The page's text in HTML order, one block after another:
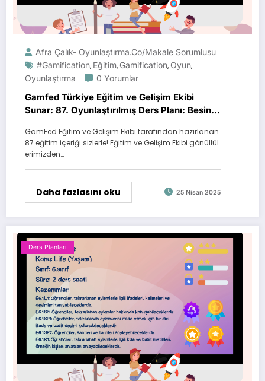
Afra Çalık- Oyunlaştırma.Co/Makale Sorumlusu
#gamification, Eğitim, Gamification, Oyun,
Oyunlaştırma
0 Yorumlar
Gamfed Türkiye Eğitim ve Gelişim Ekibi
Sunar: 87. Oyunlaştırılmış Ders Planı: Besin
GamFed Eğitim ve Gelişim Ekibi tarafından hazırlanan
87.eğitim içeriği sizlerle! Eğitim ve Gelişim Ekibi gönüllül
erimizden…
Daha fazlasını oku 25 Nisan 2025
Ders Planları